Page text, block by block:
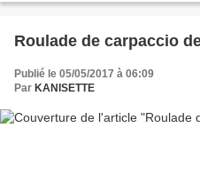
Roulade de carpaccio
Publié le 05/05/2017 à 06:09
Par KANISETTE